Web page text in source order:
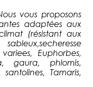
vous proposons
adaptées aux
(résistant aux
Euphorbes,
gaura, phlomis,
Tamaris,